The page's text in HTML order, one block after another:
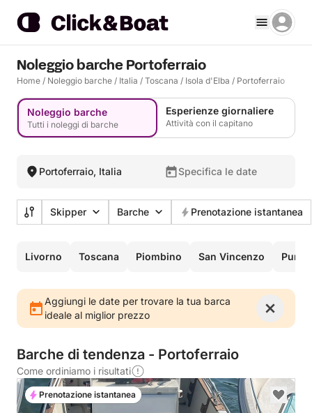
Noleggio barche Portoferraio
Home / Noleggio barche / Italia / Toscana / Isola d'Elba / Portoferraio
Noleggio barche
Tutti i noleggi di barche
Esperienze giornaliere
Attività con il capitano
Portoferraio, Italia Specifica le date
Skipper Barche Prenotazione istantanea
Livorno Toscana Piombino San Vincenzo Punta
Aggiungi le date per trovare la tua barca
ideale al miglior prezzo
Barche di tendenza - Portoferraio
Come ordiniamo i risultati
Prenotazione istantanea